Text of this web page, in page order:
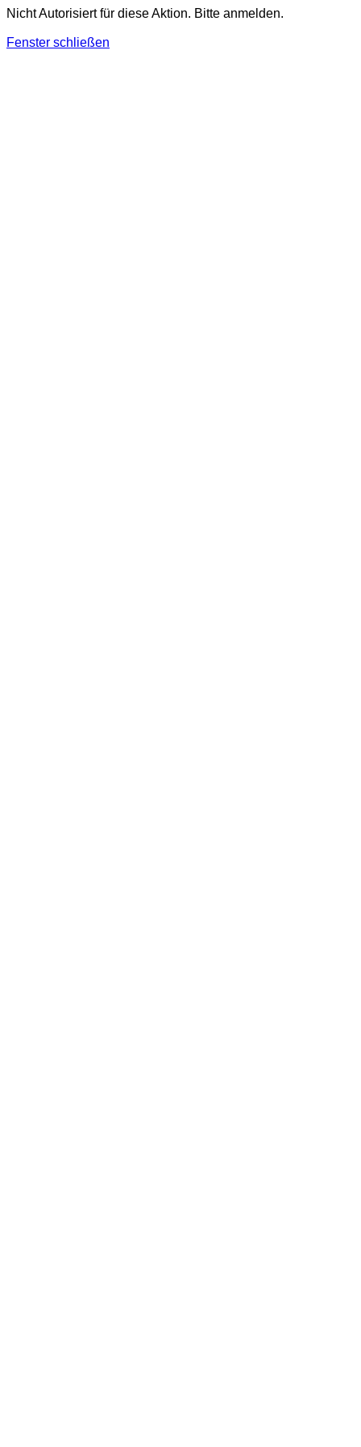
Nicht Autorisiert für diese Aktion. Bitte anmelden.
Fenster schließen